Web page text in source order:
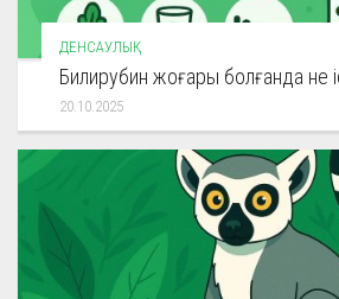
ДЕНСАУЛЫҚ
Билирубин жоғары болғанда не
20.10.2025